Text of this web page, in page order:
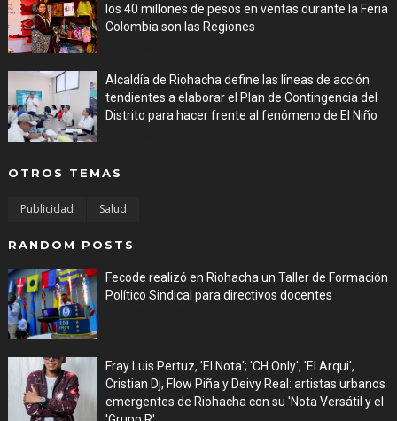
los 40 millones de pesos en ventas durante la Feria
Colombia son las Regiones
Alcaldía de Riohacha define las líneas de acción
tendientes a elaborar el Plan de Contingencia del
Distrito para hacer frente al fenómeno de El Niño
OTROS TEMAS
Publicidad Salud
RANDOM POSTS
Fecode realizó en Riohacha un Taller de Formación
Político Sindical para directivos docentes
Fray Luis Pertuz, 'El Nota'; 'CH Only', 'El Arqui',
Cristian Dj, Flow Piña y Deivy Real: artistas urbanos
emergentes de Riohacha con su 'Nota Versátil y el